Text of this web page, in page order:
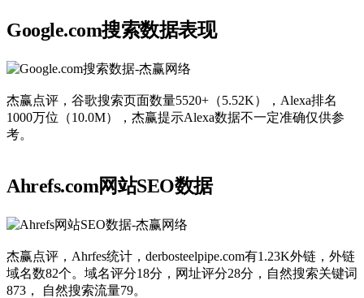
Google.com搜索数据表现
杰赢点评，谷歌搜索页面数量5520+（5.52K），Alexa排名
1000万位（10.0M），杰赢提示Alexa数据不一定准确仅供参
考。
Ahrefs.com网站SEO数据
杰赢点评，Ahrfes统计，derbosteelpipe.com有1.23K外链，外链
域名数82个。域名评分18分，网址评分28分，自然搜索关键词
873， 自然搜索流量79。